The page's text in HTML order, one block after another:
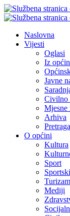
Naslovna
Vijesti
Oglasi
Iz
Javne
Civilno
Mjesne
Arhiva
Pretraga
O općini
Kultura
Sport
Turizam
Mediji